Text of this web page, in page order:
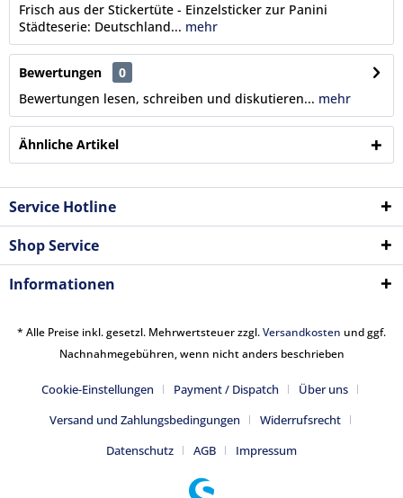
Frisch aus der Stickertüte - Einzelsticker zur Panini
Städteserie: Deutschland... mehr
Bewertungen
0
Bewertungen lesen, schreiben und diskutieren... mehr
Ähnliche Artikel
Service Hotline
Shop Service
Informationen
* Alle Preise inkl. gesetzl. Mehrwertsteuer zzgl.Versandkosten und ggf.
Nachnahmegebühren, wenn nicht anders beschrieben
Cookie-Einstellungen Payment / Dispatch
Über uns
Versand und Zahlungsbedingungen
Widerrufsrecht
Datenschutz
AGB Impressum